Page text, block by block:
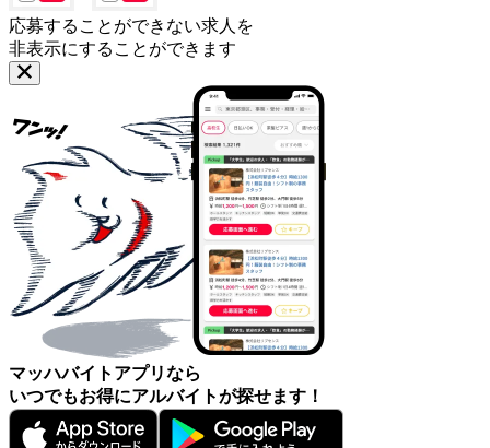
応募することができない求人を
非表示にすることができます
マッハバイトアプリなら
いつでもお得にアルバイトが探せます！